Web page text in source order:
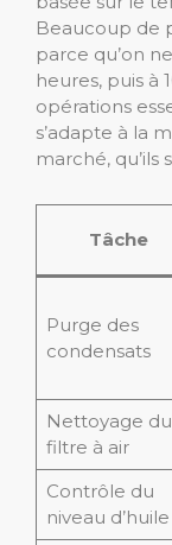
Beaucoup de
parce qu’on
heures, puis à
opérations
s’adapte à la
marché, qu’ils
Tâche
Purge des
condensats
Nettoyage du
filtre à air
Contrôle du
niveau d’huile